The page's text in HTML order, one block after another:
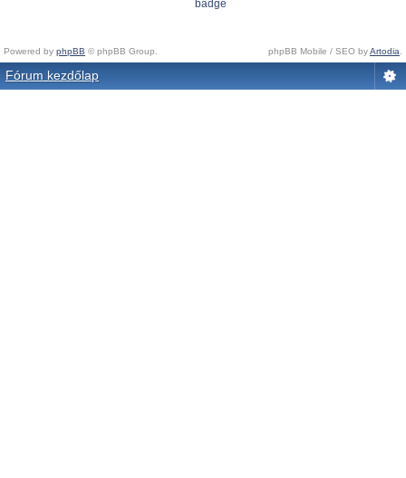
Powered by phpBB © phpBB Group. phpBB Mobile / SEO byArtodia.
Fórum kezdőlap